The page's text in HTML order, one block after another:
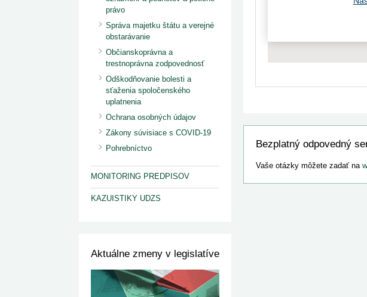
Ak ešte nemáte
Bezplatný odpovedný
Vaše otázky môžete zadať na
právo
Správa majetku štátu a verejné
obstarávanie
Občianskoprávna a
trestnoprávna zodpovednosť
Odškodňovanie bolesti a
sťaženia spoločenského
uplatnenia
Ochrana osobných údajov
Zákony súvisiace s COVID-19
Pohrebníctvo
MONITORING PREDPISOV
KAZUISTIKY UDZS
Aktuálne zmeny v legislatíve